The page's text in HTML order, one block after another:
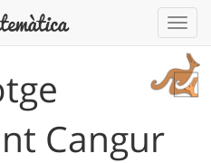
Cangur